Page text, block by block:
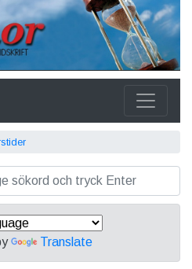
Translate